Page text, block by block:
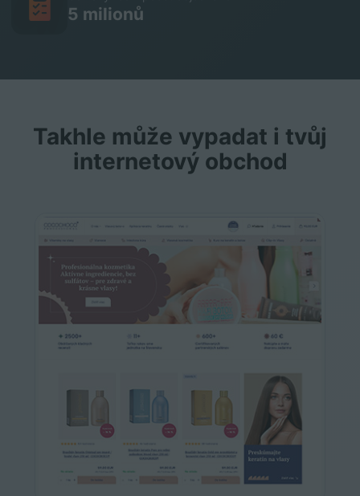
5 milionů
Takhle může vypadat i tvůj
internetový obchod